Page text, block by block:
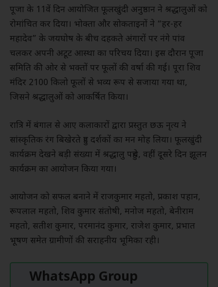
पूजा के 11वें दिन आयोजित फूलखुंदी अनुष्ठान ने श्रद्धालुओं को
रोमांचित कर दिया। भोक्ता और सोकताइनों ने “हर-हर
महादेव” के जयघोष के बीच दहकते अंगारों पर नंगे पांव
चलकर अपनी अटूट आस्था का परिचय दिया। इस दौरान पूजा
समिति की ओर से भक्तों पर फूलों की वर्षा की गई। पूरा शिव
मंदिर 2100 किलो फूलों से भव्य रूप से सजाया गया था,
जिसने श्रद्धालुओं को आकर्षित किया।
रात्रि में बंगाल से आए कलाकारों द्वारा प्रस्तुत छऊ नृत्य ने
सांस्कृतिक रंग बिखेरते हुए दर्शकों का मन मोह लिया। फूलखुंदी
कार्यक्रम देखने बड़ी संख्या में श्रद्धालु पहुंचे, वहीं दूसरे दिन झूलन
कार्यक्रम का आयोजन किया गया।
आयोजन को सफल बनाने में राजकुमार महतो, प्रकाश पहान,
रूपलाल महतो, शिव कुमार संतोषी, मनोज महतो, बेनीराम
महतो, सतीश कुमार, परमानंद कुमार, राजेश कुमार, प्रभात
भूषण समेत ग्रामीणों की सराहनीय भूमिका रही।
WhatsApp Group